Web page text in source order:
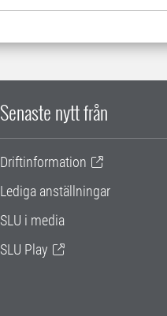
Senaste nytt från
Driftinformation
Lediga anställningar
SLU i media
SLU Play